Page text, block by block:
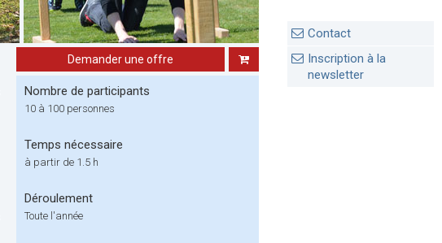
Demander une offre
Nombre de participants
10 à 100 personnes
Temps nécessaire
à partir de 1.5 h
Déroulement
Toute l'année
Contact
Inscription à la
newsletter